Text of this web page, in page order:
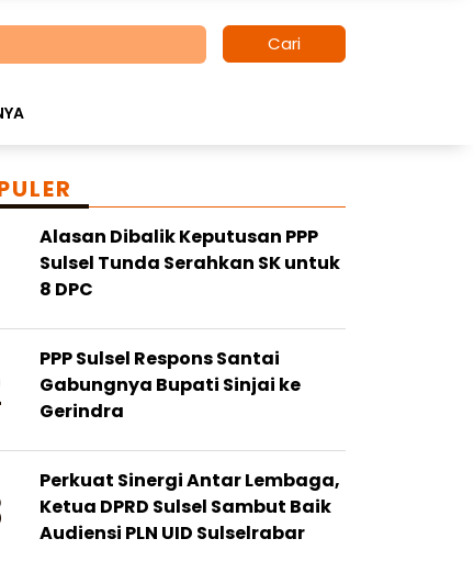
Cari
Alasan Dibalik Keputusan PPP
Sulsel Tunda Serahkan SK untuk
8 DPC
PPP Sulsel Respons Santai
Gabungnya Bupati Sinjai ke
Gerindra
Perkuat Sinergi Antar Lembaga,
Ketua DPRD Sulsel Sambut Baik
Audiensi PLN UID Sulselrabar